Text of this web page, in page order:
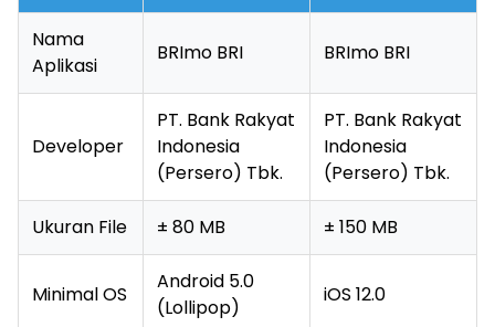
Nama
Aplikasi
BRImo BRI BRImo BRI
Developer
PT. Bank Rakyat
Indonesia
(Persero) Tbk.
PT. Bank Rakyat
Indonesia
(Persero) Tbk.
Ukuran File ± 80 MB ± 150 MB
Minimal OS
Android 5.0
(Lollipop)
iOS 12.0